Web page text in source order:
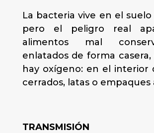
La bacteria vive en el
pero el peligro real
alimentos mal
enlatados de forma
hay oxígeno: en el interior
cerrados, latas o empaques
TRANSMISIÓN